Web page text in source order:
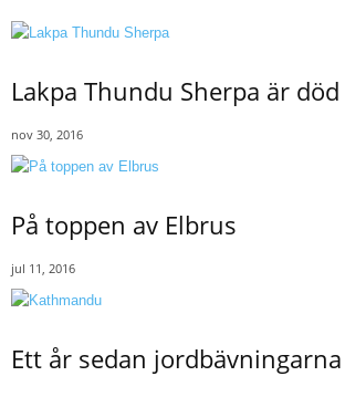
Lakpa Thundu Sherpa är död
nov 30, 2016
På toppen av Elbrus
jul 11, 2016
Ett år sedan